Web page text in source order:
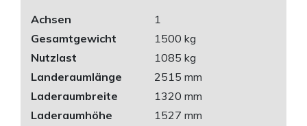
Achsen
1
Gesamtgewicht
1500 kg
Nutzlast
1085 kg
Landeraumlänge
2515 mm
Laderaumbreite
1320 mm
Laderaumhöhe
1527 mm